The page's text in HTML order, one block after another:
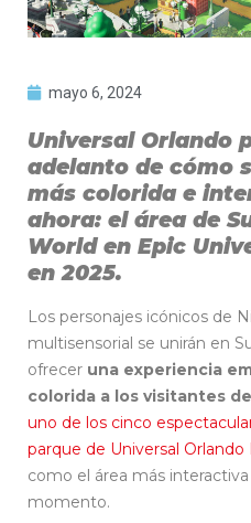
mayo 6, 2024
Universal Orlando
adelanto de cómo
más colorida e
ahora: el área de
World en Epic
en 2025.
Los personajes icónicos de
multisensorial se unirán en
ofrecer una experiencia
colorida a los visitantes
uno de los cinco
parque de Universal Orlando
como el área más
momento.